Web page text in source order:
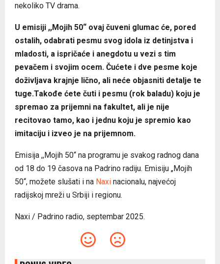
nekoliko TV drama.
U emisiji ,,Mojih 50“ ovaj čuveni glumac će, pored
ostalih, odabrati pesmu svog idola iz detinjstva i
mladosti, a ispričaće i anegdotu u vezi s tim
pevačem i svojim ocem. Čućete i dve pesme koje
doživljava krajnje lično, ali neće objasniti detalje te
tuge.Takođe ćete čuti i pesmu (rok baladu) koju je
spremao za prijemni na fakultet, ali je nije
recitovao tamo, kao i jednu koju je spremio kao
imitaciju i izveo je na prijemnom.
Emisija ,,Mojih 50“ na programu je svakog radnog dana
od 18 do 19 časova na Padrino radiju. Emisiju „Mojih
50“, možete slušati i na Naxi nacionalu, najvećoj
radijskoj mreži u Srbiji i regionu.
Naxi / Padrino radio, septembar 2025.